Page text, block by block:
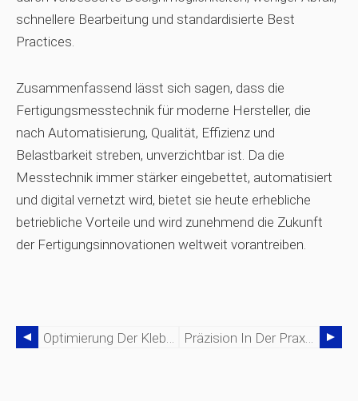
schnellere Bearbeitung und standardisierte Best
Practices.
Zusammenfassend lässt sich sagen, dass die
Fertigungsmesstechnik für moderne Hersteller, die
nach Automatisierung, Qualität, Effizienz und
Belastbarkeit streben, unverzichtbar ist. Da die
Messtechnik immer stärker eingebettet, automatisiert
und digital vernetzt wird, bietet sie heute erhebliche
betriebliche Vorteile und wird zunehmend die Zukunft
der Fertigungsinnovationen weltweit vorantreiben.
Optimierung Der Klebeverbindung Von Kunststoffen Für Die Zuverlässigkeit Medizinischer Geräte Präzision In Der Praxis:Wie Vertragsgestaltung Und -fertigung Die Innovation Medizinischer Geräte Vorantreiben